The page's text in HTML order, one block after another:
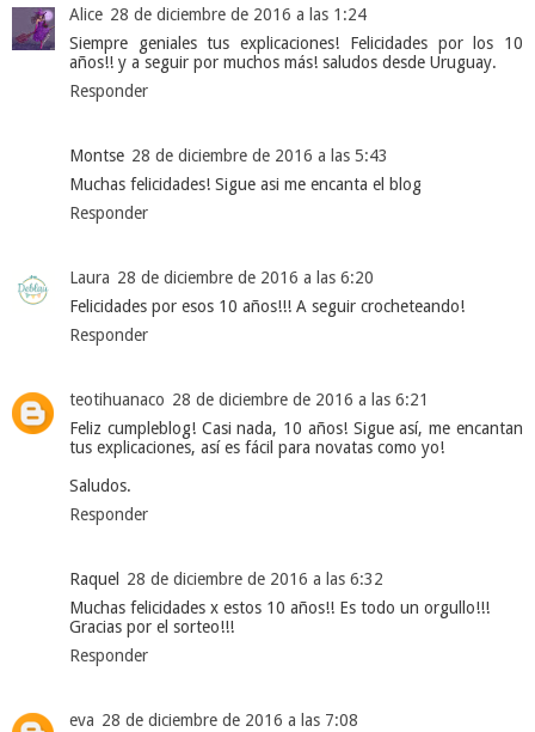
Alice 28 de diciembre de 2016 a las 1:24
Siempre geniales tus explicaciones! Felicidades por los 10
años!! y a seguir por muchos más! saludos desde Uruguay.
Responder
Montse 28 de diciembre de 2016 a las 5:43
Muchas felicidades! Sigue asi me encanta el blog
Responder
Laura 28 de diciembre de 2016 a las 6:20
Felicidades por esos 10 años!!! A seguir crocheteando!
Responder
teotihuanaco 28 de diciembre de 2016 a las 6:21
Feliz cumpleblog! Casi nada, 10 años! Sigue así, me encantan
tus explicaciones, así es fácil para novatas como yo!
Saludos.
Responder
Raquel 28 de diciembre de 2016 a las 6:32
Muchas felicidades x estos 10 años!! Es todo un orgullo!!!
Gracias por el sorteo!!!
Responder
eva 28 de diciembre de 2016 a las 7:08